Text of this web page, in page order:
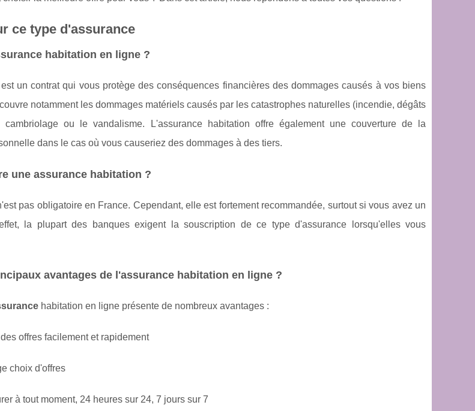
ce type d'assurance
habitation en ligne ?
est un contrat qui vous protège des conséquences financières des dommages causés à vos biens
notamment les dommages matériels causés par les catastrophes naturelles (incendie, dégâts
ou le vandalisme. L'assurance habitation offre également une couverture de la
dans le cas où vous causeriez des dommages à des tiers.
une assurance habitation ?
pas obligatoire en France. Cependant, elle est fortement recommandée, surtout si vous avez un
la plupart des banques exigent la souscription de ce type d'assurance lorsqu'elles vous
avantages de l'assurance habitation en ligne ?
habitation en ligne présente de nombreux avantages :
offres facilement et rapidement
choix d'offres
à tout moment, 24 heures sur 24, 7 jours sur 7